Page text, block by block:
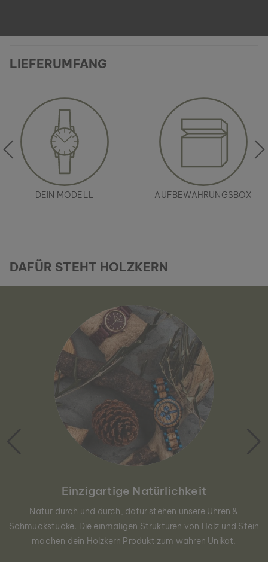
LIEFERUMFANG
DEIN MODELL AUFBEWAHRUNGSBOX
DAFÜR STEHT HOLZKERN
Einzigartige Natürlichkeit
Natur durch und durch, dafür stehen unsere Uhren &
Schmuckstücke. Die einmaligen Strukturen von Holz und Stein
machen dein Holzkern Produkt zum wahren Unikat.